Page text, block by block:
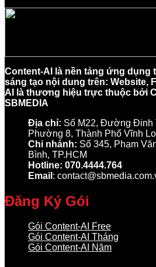
Content-AI là nền tảng ứng dụng
sáng tạo nội dung trên: Website,
AI là thương hiệu trực thuộc bởi
SBMEDIA
Địa chỉ: Số M22, Đường Đinh
Phường 8, Thành Phố Vĩnh
Chi nhánh: Số 345, Phạm
Bình, TP.HCM
Hotline: 070.4444.764
Email :
Đăng Ký Gói
Gói Content-AI Free
Gói Content-AI Tháng
Gói Content-AI Năm